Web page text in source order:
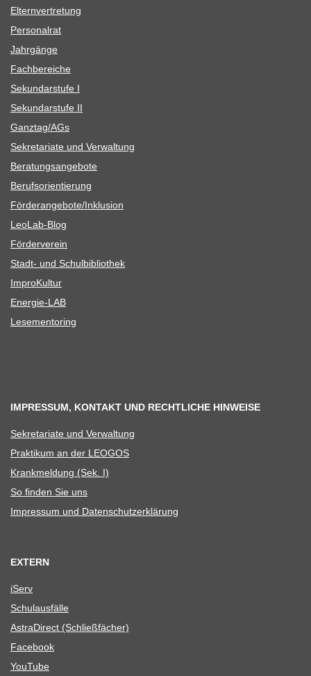
Eltern­ver­tre­tung
Per­so­nal­rat
Jahr­gänge
Fach­be­rei­che
Sekun­dar­stufe I
Sekun­dar­stufe II
Ganztag/​​AGs
Sekre­ta­riate und Verwaltung
Bera­tungs­an­ge­bote
Berufs­ori­en­tie­rung
Förderangebote/​​Inklusion
Leo­Lab-Blog
För­der­ver­ein
Stadt- und Schulbibliothek
Impro­Kul­tur
Ener­­gie-LAB
Lese­men­to­ring
IMPRESSUM, KONTAKT UND RECHTLICHE HINWEISE
Sekre­ta­riate und Verwaltung
Prak­ti­kum an der LEOGOS
Krank­mel­dung (Sek. I)
So fin­den Sie uns
Impres­sum und Datenschutzerklärung
EXTERN
iServ
Schul­aus­fälle
Astra­Di­rect (Schließ­fä­cher)
Face­book
You­Tube